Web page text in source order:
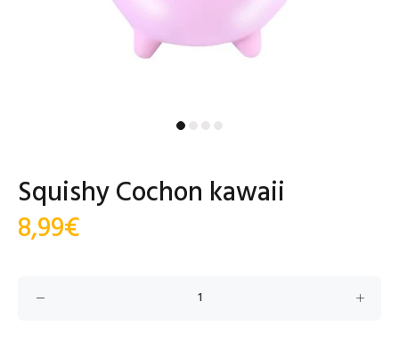
Squishy Cochon kawaii
8,99€